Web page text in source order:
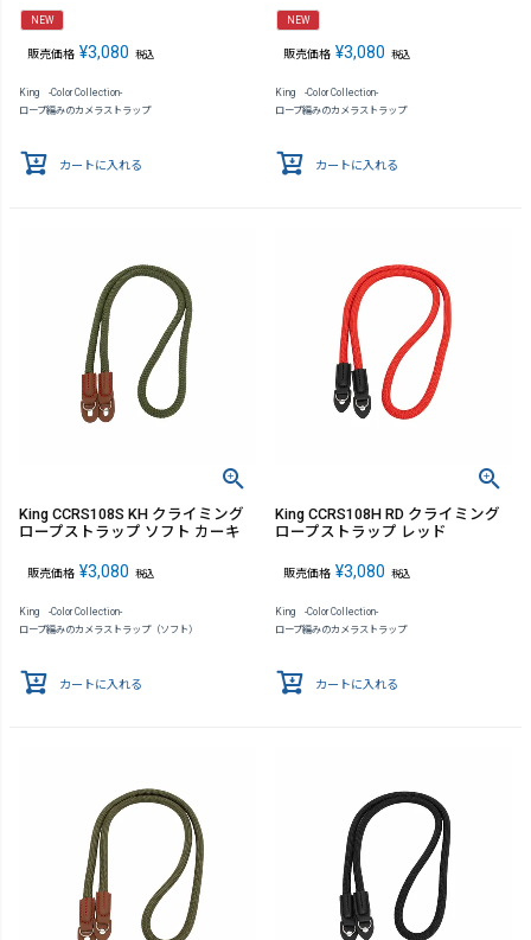
NEW
販売価格 ¥3,080 税込
King -Color Collection-
ロープ編みのカメラストラップ
カートに入れる
NEW
販売価格 ¥3,080 税込
King -Color Collection-
ロープ編みのカメラストラップ
カートに入れる
King CCRS108S KH クライミング
ロープストラップ ソフト カーキ
販売価格 ¥3,080 税込
King -Color Collection-
ロープ編みのカメラストラップ（ソフト）
カートに入れる
King CCRS108H RD クライミング
ロープストラップ レッド
販売価格 ¥3,080 税込
King -Color Collection-
ロープ編みのカメラストラップ
カートに入れる